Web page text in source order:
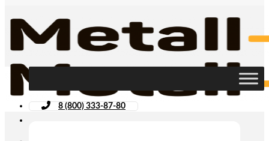
8 (800) 333-87-80